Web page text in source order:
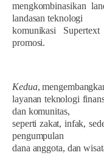
mengkombinasikan
landasan teknologi
komunikasi
promosi.
Kedua,
layanan teknologi
dan komunitas,
seperti zakat, infak,
pengumpulan
dana anggota, dan